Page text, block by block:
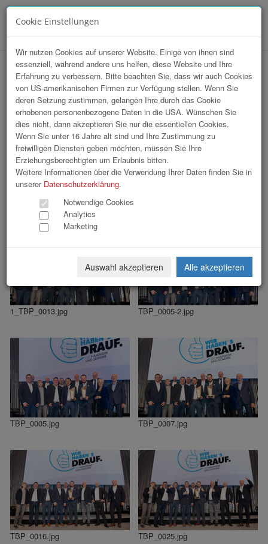
WKOÖ | Gewerbe- und Handwerksgala
2025
84 Bilder
1
1_TBP_0013.jpg TBP_0005-2.jpg
TBP_0005.jpg TBP_0007.jpg
TBP_0016.jpg TBP_0025.jpg
Cookie Einstellungen
Wir nutzen Cookies auf unserer Website. Einige von ihnen sind
essenziell, während andere uns helfen, diese Website und Ihre
Erfahrung zu verbessern. Bitte beachten Sie, dass wir auch Cookies
von US-amerikanischen Firmen zur Verfügung stellen. Wenn Sie
deren Setzung zustimmen, gelangen Ihre durch das Cookie
erhobenen personenbezogene Daten in die USA. Wünschen Sie
dies nicht, dann akzeptieren Sie nur die essentiellen Cookies.
Wenn Sie unter 16 Jahre alt sind und Ihre Zustimmung zu
freiwilligen Diensten geben möchten, müssen Sie Ihre
Erziehungsberechtigten um Erlaubnis bitten.
Weitere Informationen über die Verwendung Ihrer Daten finden Sie in
unserer Datenschutzerklärung.
Notwendige Cookies
Analytics
Marketing
Auswahl akzeptieren Alle akzeptieren